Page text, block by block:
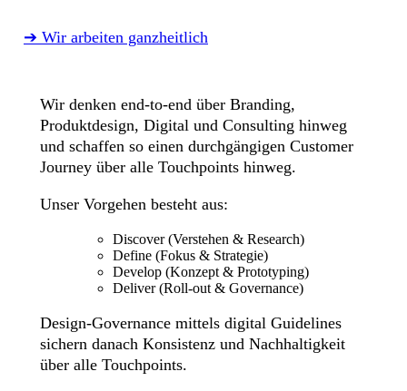
➔ Wir arbeiten ganzheitlich
Wir denken end-to-end über Branding,
Produktdesign, Digital und Consulting hinweg
und schaffen so einen durchgängigen Customer
Journey über alle Touchpoints hinweg.
Unser Vorgehen besteht aus:
Discover (Verstehen & Research)
Define (Fokus & Strategie)
Develop (Konzept & Prototyping)
Deliver (Roll-out & Governance)
Design-Governance mittels digital Guidelines
sichern danach Konsistenz und Nachhaltigkeit
über alle Touchpoints.